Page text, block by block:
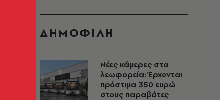
ΔΗΜΟΦΙΛΗ
Νέες κάμερες στα
λεωφορεία: Έρχονται
πρόστιμα 350 ευρώ
στους παραβάτες